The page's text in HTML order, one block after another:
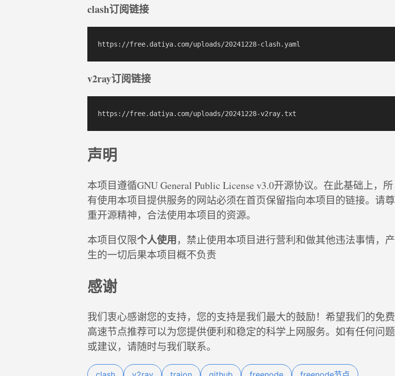
clash订阅链接
v2ray订阅链接
声明
本项目遵循GNU General Public License v3.0开源协议。在此基础上，所
有使用本项目提供服务的网站必须在首页保留指向本项目的链接。请尊
重开源精神，合法使用本项目的资源。
本项目仅限个人使用，禁止使用本项目进行营利和做其他违法事情，产
生的一切后果本项目概不负责
感谢
我们衷心感谢您的支持，您的支持是我们最大的鼓励！希望我们的免费
高速节点推荐可以为您提供便利和稳定的科学上网服务。如有任何问题
或建议，请随时与我们联系。